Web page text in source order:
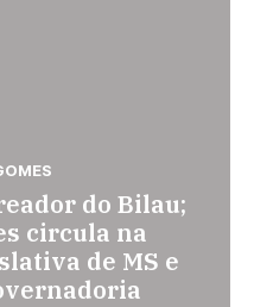
♦SONORA
163 em São
40,53% e
10,70 a partir
feira
do Bilau;
circula na
de MS e
♦POLÍCIA
Militar
violência
na cara